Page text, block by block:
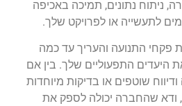
ניתוח נתונים, תמיכה באכיפה
לתעשייה או לפרויקט שלך.
פקחי התנועה והעריך עד כמה
היעדים התפעוליים שלך. בין אם
שוטפים או בדיקות מיוחדות
ודא שהחברה יכולה לספק את